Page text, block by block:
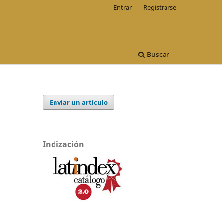
Buscar
Entrar Registrarse
Enviar un artículo
Indización